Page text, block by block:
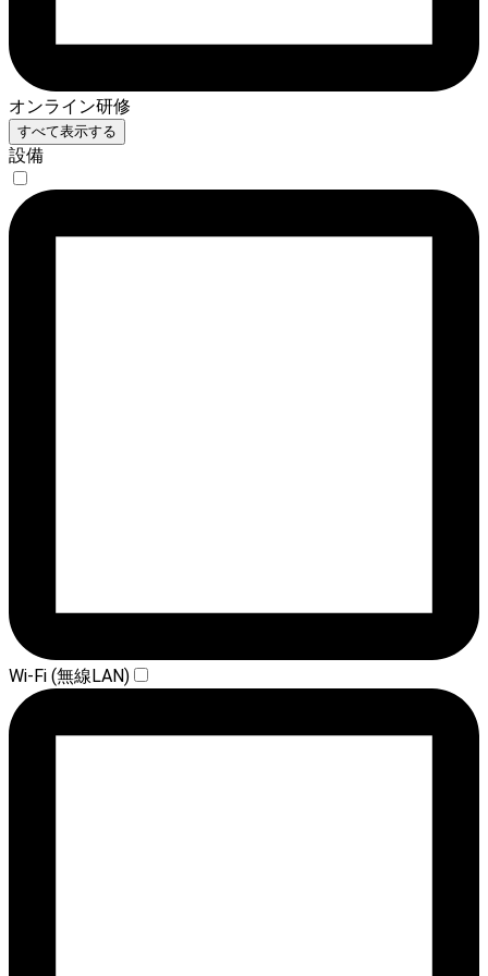
オンライン研修
すべて表示する
設備
Wi-Fi (無線LAN)